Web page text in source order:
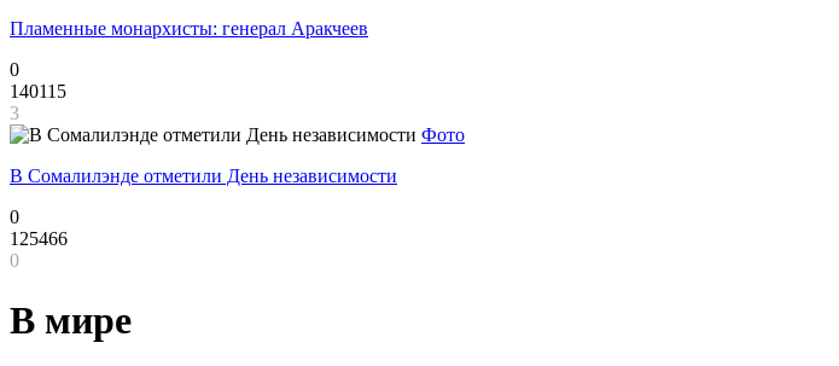
Пламенные монархисты: генерал Аракчеев
0
140115
3
Фото
В Сомалилэнде отметили День независимости
0
125466
0
В мире